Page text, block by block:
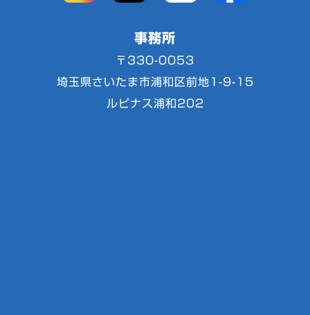
事務所
〒330-0053
埼玉県さいたま市浦和区前地1-9-15
ルピナス浦和202